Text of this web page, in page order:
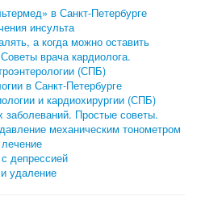
в Санкт-Петербурге
инсульта
а когда можно оставить
врача кардиолога.
(СПБ)
в Санкт-Петербурге
и кардиохирургии (СПБ)
Простые советы.
механическим тонометром
депрессией
удаление